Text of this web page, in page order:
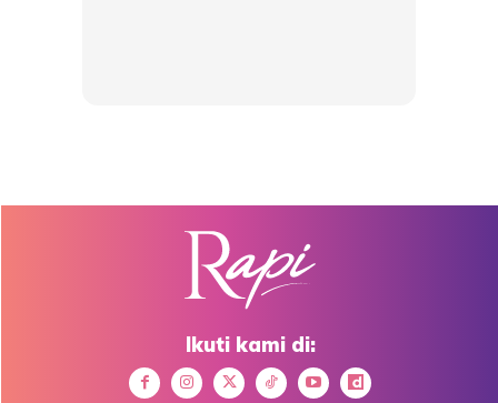
ingat krim SPF ini melindungi daripada sinaran UV tapi
bukanlah bertindak sebagai pelindung dari panas.
Anda mungkin berminat dengan
Ikuti kami di: